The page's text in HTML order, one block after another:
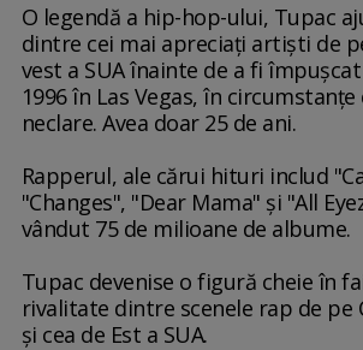
O legendă a hip-hop-ului, Tupac
dintre cei mai apreciaţi artişti de
vest a SUA înainte de a fi
1996 în Las Vegas, în
neclare. Avea doar 25 de ani.
Rapperul, ale cărui hituri includ
"Changes", "Dear Mama" şi "All
vândut 75 de milioane de albume.
Tupac devenise o figură cheie în
rivalitate dintre scenele rap de pe
şi cea de Est a SUA.